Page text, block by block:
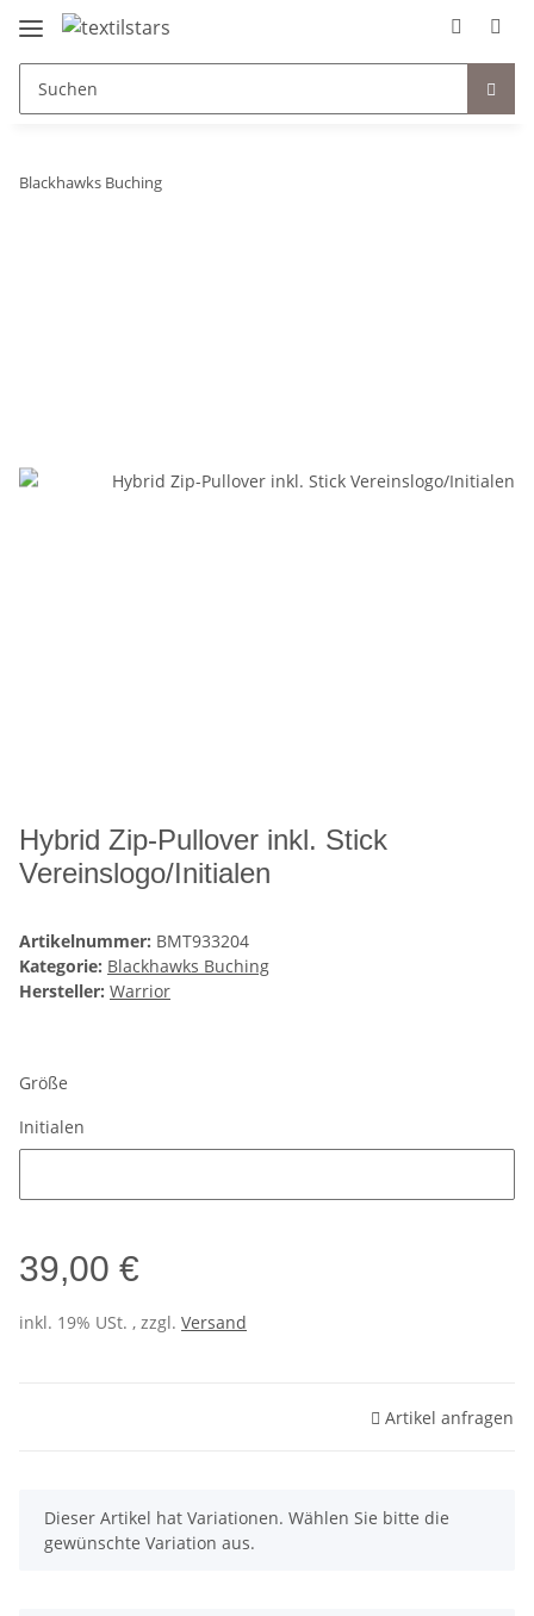
Blackhawks Buching
Hybrid Zip-Pullover inkl. Stick
Vereinslogo/Initialen
Artikelnummer: BMT933204
Kategorie: Blackhawks Buching
Hersteller: Warrior
Größe
Initialen
39,00 €
inkl. 19% USt. , zzgl. Versand
Artikel anfragen
x
Dieser Artikel hat Variationen. Wählen Sie bitte die
gewünschte Variation aus.